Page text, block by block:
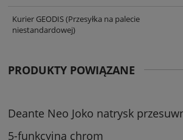
Kurier GEODIS(Przesyłka na palecie
niestandardowej)
PRODUKTY POWIĄZANE
Deante Neo Joko natrysk
5-funkcyjną chrom